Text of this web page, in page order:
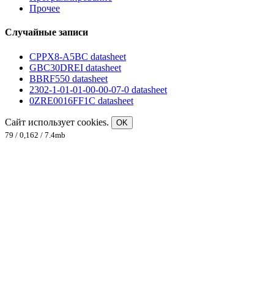
Прочее
Случайные записи
CPPX8-A5BC datasheet
GBC30DREI datasheet
BBRF550 datasheet
2302-1-01-01-00-00-07-0 datasheet
0ZRE0016FF1C datasheet
Сайт использует cookies.
OK
79 / 0,162 / 7.4mb